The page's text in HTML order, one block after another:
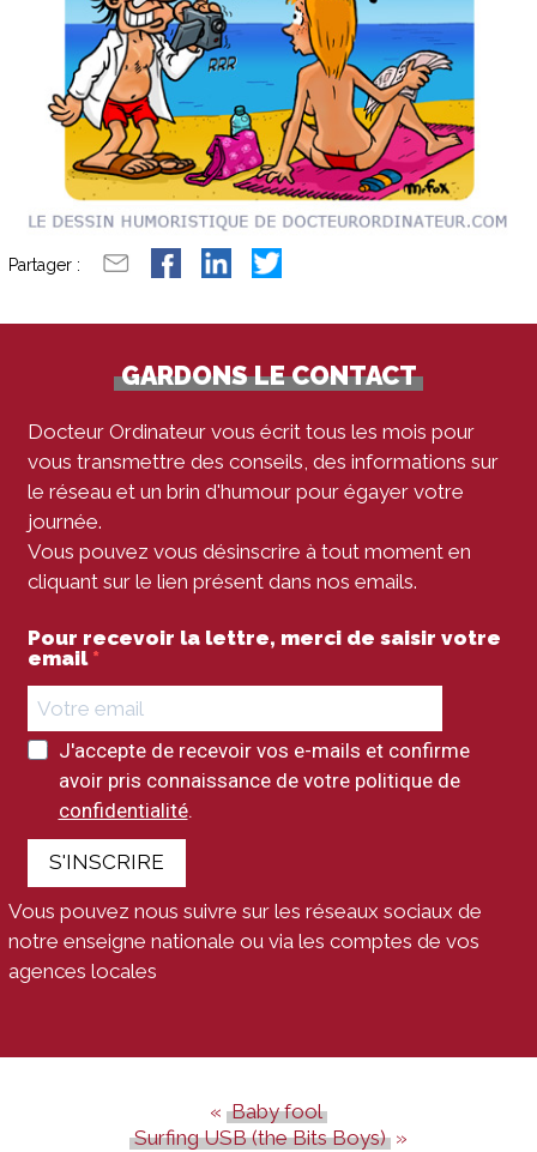
Partager :
GARDONS LE CONTACT
Docteur Ordinateur vous écrit tous les mois pour
vous transmettre des conseils, des informations sur
le réseau et un brin d'humour pour égayer votre
journée.
Vous pouvez vous désinscrire à tout moment en
cliquant sur le lien présent dans nos emails.
Pour recevoir la lettre, merci de saisir votre
email
J'accepte de recevoir vos e-mails et confirme
avoir pris connaissance de votre politique de
confidentialité.
S'INSCRIRE
Vous pouvez nous suivre sur les réseaux sociaux de
notre enseigne nationale ou via les comptes de vos
agences locales
Baby fool
Surfing USB (the Bits Boys)